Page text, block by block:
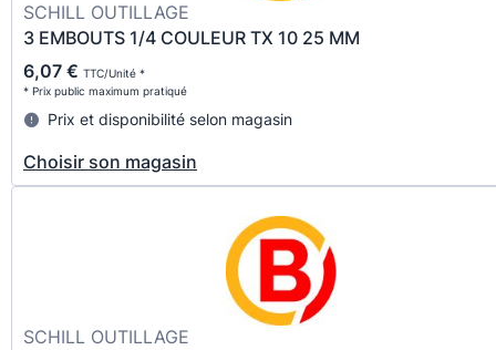
SCHILL OUTILLAGE
3 EMBOUTS 1/4 COULEUR TX 10 25 MM
6,07 € TTC/Unité *
* Prix public maximum pratiqué
Prix et disponibilité selon magasin
Choisir son magasin
SCHILL OUTILLAGE